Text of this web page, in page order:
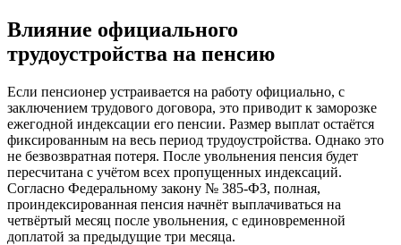
Влияние официального
трудоустройства на пенсию
Если пенсионер устраивается на работу официально, с
заключением трудового договора, это приводит к заморозке
ежегодной индексации его пенсии. Размер выплат остаётся
фиксированным на весь период трудоустройства. Однако это
не безвозвратная потеря. После увольнения пенсия будет
пересчитана с учётом всех пропущенных индексаций.
Согласно Федеральному закону № 385-ФЗ, полная,
проиндексированная пенсия начнёт выплачиваться на
четвёртый месяц после увольнения, с единовременной
доплатой за предыдущие три месяца.